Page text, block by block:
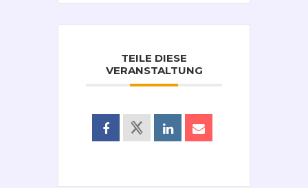
TEILE DIESE
VERANSTALTUNG